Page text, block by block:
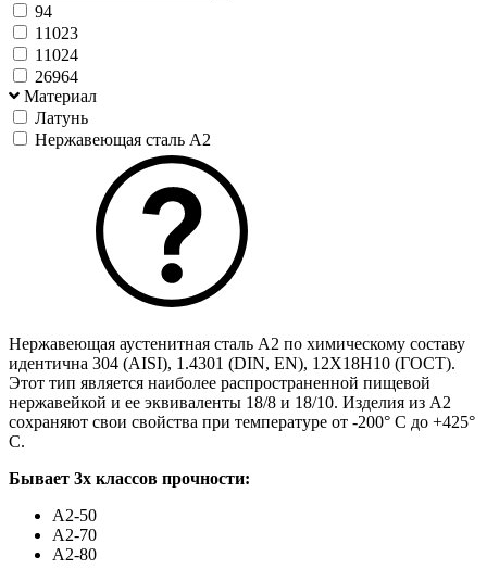
94
11023
11024
26964
Материал
Латунь
Нержавеющая сталь А2
Нержавеющая аустенитная сталь A2 по химическому составу
идентична 304 (AISI), 1.4301 (DIN, EN), 12Х18Н10 (ГОСТ).
Этот тип является наиболее распространенной пищевой
нержавейкой и ее эквиваленты 18/8 и 18/10. Изделия из А2
сохраняют свои свойства при температуре от -200° C до +425°
C.
Бывает 3х классов прочности:
А2-50
А2-70
А2-80